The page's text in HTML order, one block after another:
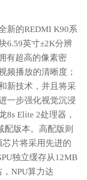
新的REDMI K90系
6.59英寸±2K分辨
有超高的像素密
频播放的清晰度；
新技术，并且将采
一步强化视觉沉浸
8s Elite 2处理器，
配版本。高配版则
片将采用先进的
独立缓存从12MB
NPU算力达